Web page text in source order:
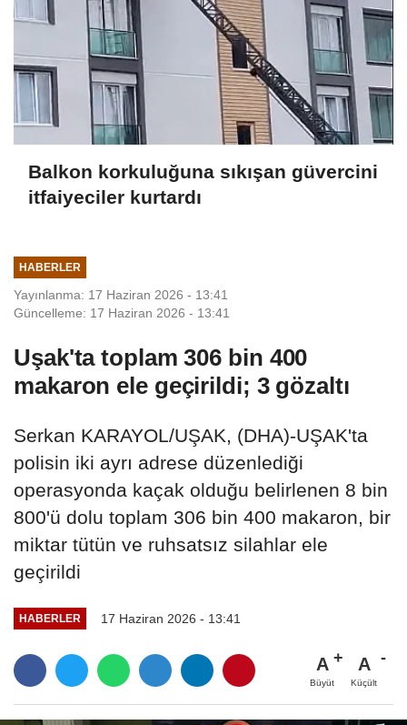
Balkon korkuluğuna sıkışan güvercini
itfaiyeciler kurtardı
HABERLER
Yayınlanma: 17 Haziran 2026 - 13:41
Güncelleme: 17 Haziran 2026 - 13:41
Uşak'ta toplam 306 bin 400
makaron ele geçirildi; 3 gözaltı
Serkan KARAYOL/UŞAK, (DHA)-UŞAK'ta
polisin iki ayrı adrese düzenlediği
operasyonda kaçak olduğu belirlenen 8 bin
800'ü dolu toplam 306 bin 400 makaron, bir
miktar tütün ve ruhsatsız silahlar ele
geçirildi
HABERLER 17 Haziran 2026 - 13:41
A
Büyüt
A
Küçült